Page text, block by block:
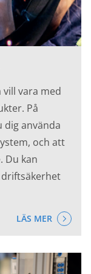
vara med
På
använda
och att
Du kan
LÄS MER